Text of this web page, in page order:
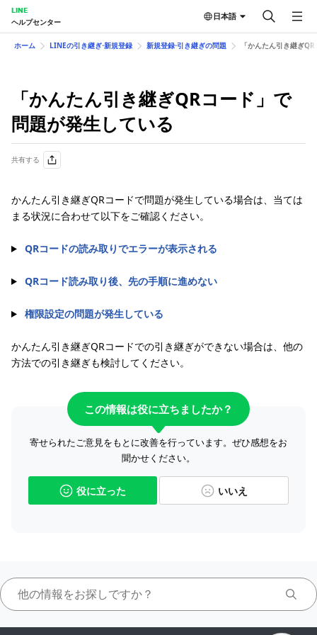
LINE
ヘルプセンター
日本語
ホーム LINEの引き継ぎ⋅新規登録 新規登録⋅引き継ぎの問題 「かんたん引き継ぎ
「かんたん引き継ぎQRコード」で
問題が発生している
共有する
かんたん引き継ぎQRコードで問題が発生している場合は、当ては
まる状況に合わせて以下をご確認ください。
QRコードの読み取りでエラーが表示される
QRコード読み取り後、先の手順に進めない
権限設定の問題が発生している
かんたん引き継ぎQRコードでの引き継ぎができない場合は、他の
方法での引き継ぎも検討してください。
この情報は役に立ちましたか？
寄せられたご意見をもとに改善を行っています。ぜひ感想をお
聞かせください。
役に立った いいえ